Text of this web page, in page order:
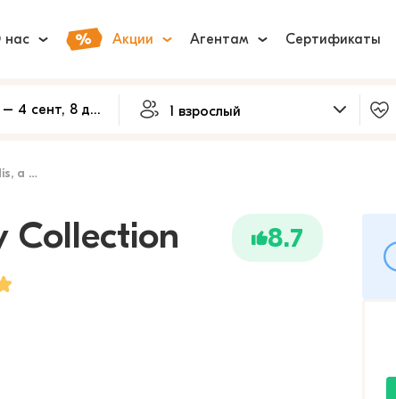
нас Акции Агентам Сертификаты
Ababa
Collection
8.7